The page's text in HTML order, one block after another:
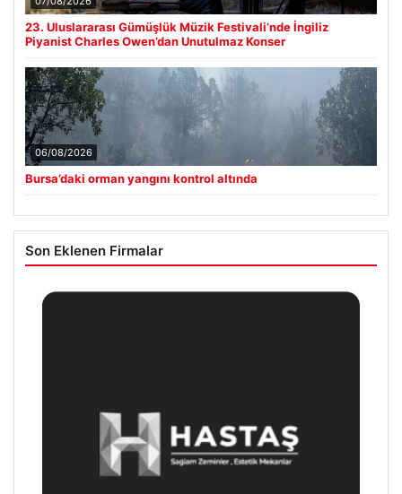
23. Uluslararası Gümüşlük Müzik Festivali’nde İngiliz
Piyanist Charles Owen’dan Unutulmaz Konser
06/08/2026
Bursa’daki orman yangını kontrol altında
Son Eklenen Firmalar